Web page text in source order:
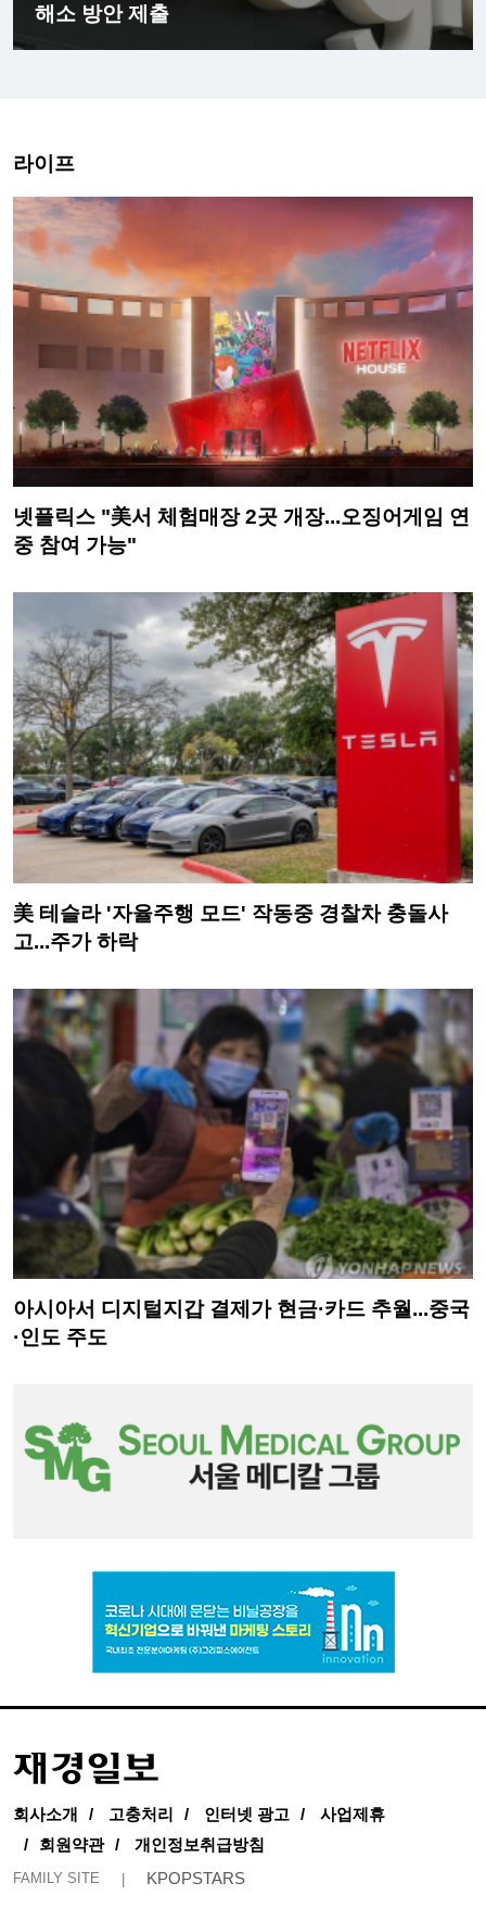
해소 방안 제출
라이프
넷플릭스 "美서 체험매장 2곳 개장...오징어게임 연
중 참여 가능"
美 테슬라 '자율주행 모드' 작동중 경찰차 충돌사
고...주가 하락
아시아서 디지털지갑 결제가 현금·카드 추월...중국
·인도 주도
회사소개 고충처리 인터넷 광고
사업제휴
회원약관
개인정보취급방침
FAMILY SITE KPOPSTARS